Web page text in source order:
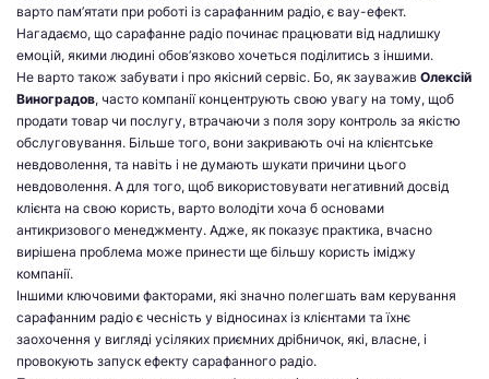
варто пам’ятати при роботі із сарафанним радіо, є вау-ефект.
Нагадаємо, що сарафанне радіо починає працювати від надлишку
емоцій, якими людині обов’язково хочеться поділитись з іншими.
Не варто також забувати і про якісний сервіс. Бо, як зауважив Олексій
Виноградов, часто компанії концентрують свою увагу на тому, щоб
продати товар чи послугу, втрачаючи з поля зору контроль за якістю
обслуговування. Більше того, вони закривають очі на клієнтське
невдоволення, та навіть і не думають шукати причини цього
невдоволення. А для того, щоб використовувати негативний досвід
клієнта на свою користь, варто володіти хоча б основами
антикризового менеджменту. Адже, як показує практика, вчасно
вирішена проблема може принести ще більшу користь іміджу
компанії.
Іншими ключовими факторами, які значно полегшать вам керування
сарафанним радіо є чесність у відносинах із клієнтами та їхнє
заохочення у вигляді усіляких приємних дрібничок, які, власне, і
провокують запуск ефекту сарафанного радіо.